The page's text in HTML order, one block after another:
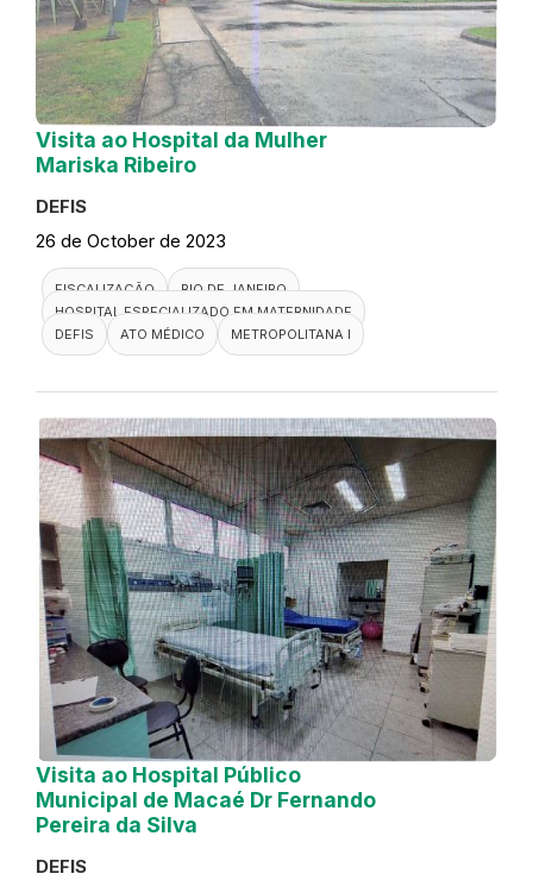
Visita ao Hospital da Mulher
Mariska Ribeiro
DEFIS
26 de October de 2023
FISCALIZAÇÃO
RIO DE JANEIRO
HOSPITAL ESPECIALIZADO EM MATERNIDADE
DEFIS
ATO MÉDICO METROPOLITANA I
Visita ao Hospital Público
Municipal de Macaé Dr Fernando
Pereira da Silva
DEFIS